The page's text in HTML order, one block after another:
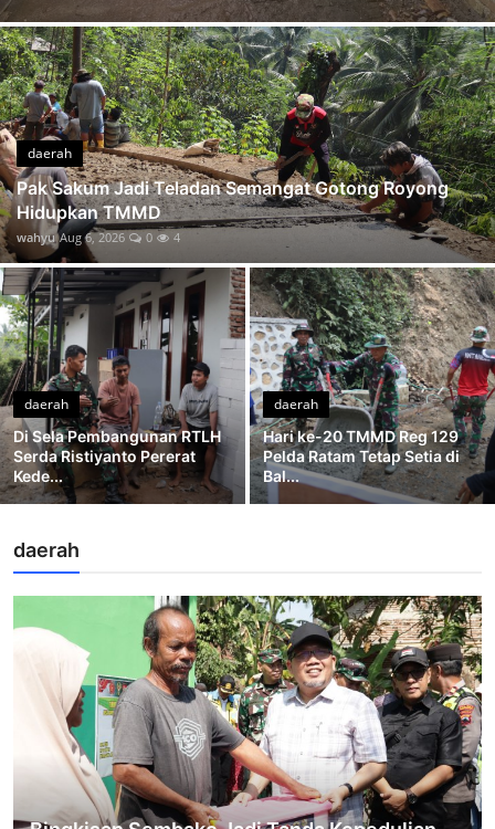
Tiada Hari Tanpa Lapangan Satgas dan Panlak Kawal Rabat Beton TMMD hingga Tuntas
Di Tengah Lelah Canda dan Cerita Satgas TMMD Tetap Mengalir
Tinggal Pengacian Brug TMMD Gumelem Kulon Siap Jadi Penghubung Harapan Warga
Tinggal Selangkah Lagi Rabat Beton TMMD Gumelem Kulon Capai 88 Persen
Pak Waryo Tak Hanya Mengawasi Ia Ikut Memastikan Jalan TMMD Terus Bergerak
Tangan Sagi Triyono di Balik Kokohnya Pos Kamling TMMD Gumelem Kulon
Bingkisan Sembako Jadi Tanda Kepedulian Tim Wasev dan Forkopimda Hangatkan Warga Gumelem Kulon
daerah
Pak Sakum Jadi Teladan Semangat Gotong Royong
Hidupkan TMMD
wahyu Aug 6, 2026 0 4
daerah
Di Sela Pembangunan RTLH
Serda Ristiyanto Pererat
Kede...
daerah
Hari ke-20 TMMD Reg 129
Pelda Ratam Tetap Setia di
Bal...
daerah